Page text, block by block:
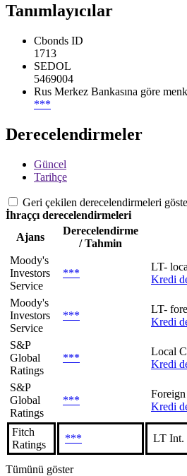
Tanımlayıcılar
Cbonds ID
1713
SEDOL
5469004
Rus Merkez Bankasına göre
***
Derecelendirmeler
Güncel
Tarihçe
Geri çekilen derecelendirmeleri
İhraççı derecelendirmeleri
Ajans
Derecelendirme
/ Tahmin
Moody's
Investors
Service
***
LT-
Kredi
Moody's
Investors
Service
***
LT-
Kredi
S&P
Global
Ratings
***
Local
Kredi
S&P
Global
Ratings
***
Kredi
Fitch
Ratings
*** LT Int.
Tümünü göster